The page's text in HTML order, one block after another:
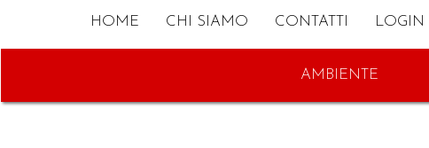
HOME CHI SIAMO CONTATTI LOGIN
AMBIENTE